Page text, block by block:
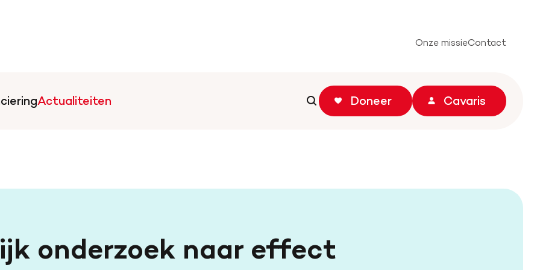
Onze missieContact
Actualiteiten
Zoeken
Doneer Cavaris
onderzoek naar effect